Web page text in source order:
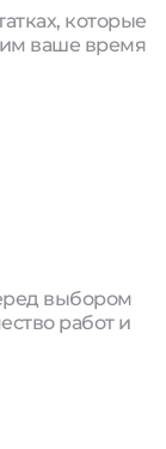
которые
ваше время
выбором
работ и